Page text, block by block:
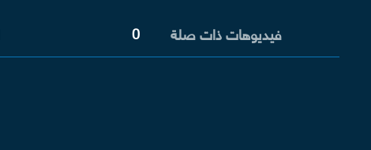
فيديوهات ذات صلة 0